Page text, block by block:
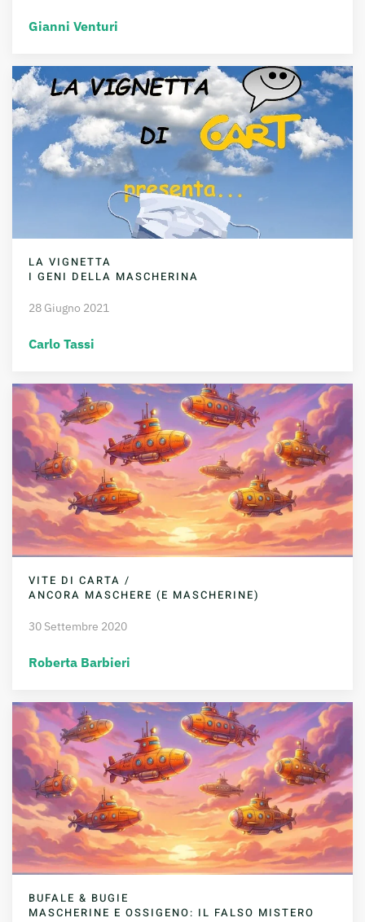
Gianni Venturi
LA VIGNETTA
I GENI DELLA MASCHERINA
28 Giugno 2021
Carlo Tassi
VITE DI CARTA /
ANCORA MASCHERE (E MASCHERINE)
30 Settembre 2020
Roberta Barbieri
BUFALE & BUGIE
MASCHERINE E OSSIGENO: IL FALSO MISTERO